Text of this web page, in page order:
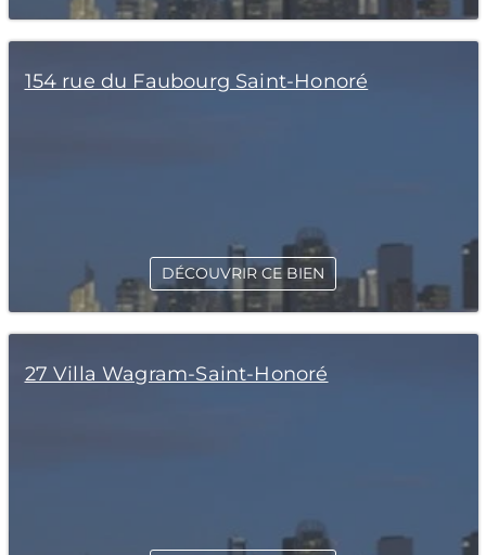
154 rue du Faubourg Saint-Honoré
DÉCOUVRIR CE BIEN
27 Villa Wagram-Saint-Honoré